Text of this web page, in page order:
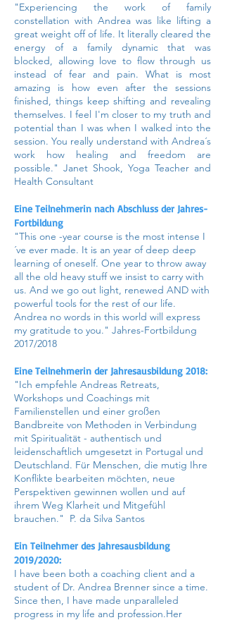
"Experiencing the work of family
constellation with Andrea was like lifting a
great weight off of life. It literally cleared the
energy of a family dynamic that was
blocked, allowing love to flow through us
instead of fear and pain. What is most
amazing is how even after the sessions
finished, things keep shifting and revealing
themselves. I feel I'm closer to my truth and
potential than I was when I walked into the
session. You really understand with Andrea´s
work how healing and freedom are
possible." Janet Shook, Yoga Teacher and
Health Consultant
Eine Teilnehmerin nach Abschluss der Jahres-
Fortbildung
"This one -year course is the most intense I
´ve ever made. It is an year of deep deep
learning of oneself. One year to throw away
all the old heavy stuff we insist to carry with
us. And we go out light, renewed AND with
powerful tools for the rest of our life.
Andrea no words in this world will express
my gratitude to you." Jahres-Fortbildung
2017/2018
Eine Teilnehmerin der Jahresausbildung 2018:
"Ich empfehle Andreas Retreats,
Workshops und Coachings mit
Familienstellen und einer großen
Bandbreite von Methoden in Verbindung
mit Spiritualität - authentisch und
leidenschaftlich umgesetzt in Portugal und
Deutschland. Für Menschen, die mutig Ihre
Konflikte bearbeiten möchten, neue
Perspektiven gewinnen wollen und auf
ihrem Weg Klarheit und Mitgefühl
brauchen." P. da Silva Santos
Ein Teilnehmer des Jahresausbildung
2019/2020:
I have been both a coaching client and a
student of Dr. Andrea Brenner since a time.
Since then, I have made unparalleled
progress in my life and profession.Her